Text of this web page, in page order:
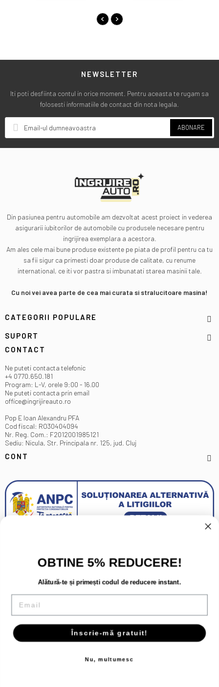
NEWSLETTER
Iti poti desfiinta contul in orice moment. Pentru aceasta te rugam sa
folosesti informatiile de contact din nota legala.
ABONARE
Din pasiunea pentru automobile am dezvoltat acest proiect in vederea
asigurarii iubitorilor de automobile cu produsele necesare pentru
ingrijirea exemplara a acestora.
Am ales cele mai bune produse existente pe piata de profil pentru ca tu
sa fii sigur ca primesti doar produse de calitate, cu renume
international, ce iti vor pastra si imbunatati starea masinii tale.
Cu noi vei avea parte de cea mai curata si stralucitoare masina!
CATEGORII POPULARE
SUPORT
CONTACT
Ne puteti contacta telefonic
+4 0770.650.181
Program: L-V, orele 9:00 - 16.00
Ne puteti contacta prin email
office@ingrijireauto.ro
Pop E Ioan Alexandru PFA
Cod fiscal: RO30404094
Nr. Reg. Com.: F2012001985121
Sediu: Nicula, Str. Principala nr. 125, jud. Cluj
CONT
Copyright 2026 - Toate drepturile rezervate.
OBTINE 5% REDUCERE!
Alătură-te și primești codul de reducere instant.
Email
Înscrie-mă gratuit!
Nu, multumesc